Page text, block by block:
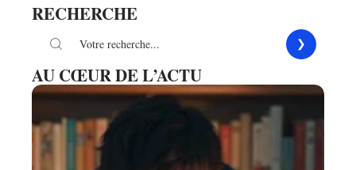
RECHERCHE
AU CŒUR DE L’ACTU